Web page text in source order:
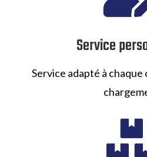
Service
Service adapté à